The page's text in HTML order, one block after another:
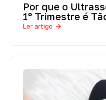
Por que o
1º Trimestre é
Ler artigo